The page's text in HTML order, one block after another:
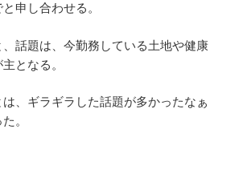
申し合わせる。
、話題は、今勤務している土地や健康
となる。
は、ギラギラした話題が多かったなぁ
。